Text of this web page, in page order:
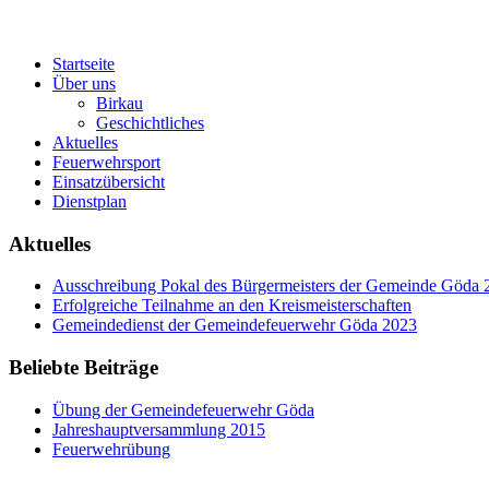
Startseite
Über uns
Birkau
Geschichtliches
Aktuelles
Feuerwehrsport
Einsatzübersicht
Dienstplan
Aktuelles
Ausschreibung Pokal des Bürgermeisters der Gemeinde Göda
Erfolgreiche Teilnahme an den Kreismeisterschaften
Gemeindedienst der Gemeindefeuerwehr Göda 2023
Beliebte Beiträge
Übung der Gemeindefeuerwehr Göda
Jahreshauptversammlung 2015
Feuerwehrübung